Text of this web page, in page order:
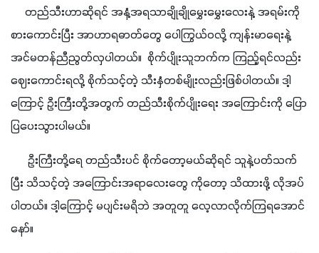
တည်သီးဟာဆိုရင် အနံ့အရသာချိုချိုမွှေးမွှေးလေးနဲ့ အရမ်းကို
စားကောင်းပြီး အာဟာရဓာတ်တွေ ပေါကြွယ်ဝလို့ ကျန်းမာရေးနဲ့
အင်မတန်ညီညွတ်လှပါတယ်။  စိုက်ပျိုးသူဘက်က ကြည့်ရင်လည်း
ဈေးကောင်းရလို့ စိုက်သင့်တဲ့ သီးနှံတစ်မျိုးလည်းဖြစ်ပါတယ်။ ဒါ့
ကြောင့် ဦးကြီးတို့အတွက် တည်သီးစိုက်ပျိုးရေး အကြောင်းကို ပြော
ပြပေးသွားပါမယ်။
ဦးကြီးတို့ရေ တည်သီးပင် စိုက်တော့မယ်ဆိုရင် သူနဲ့ပတ်သက်
ပြီး သိသင့်တဲ့ အကြောင်းအရာလေးတွေ ကိုတော့ သိထားဖို့ လိုအပ်
ပါတယ်။ ဒါ့ကြောင့် မပျင်းမရိဘဲ အတူတူ လေ့လာလိုက်ကြရအောင်
နော်။